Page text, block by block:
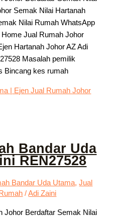
Semak Nilai Hartanah
Nilai Rumah WhatsApp
Jual Rumah Johor
Hartanah Johor AZ Adi
Masalah pemilik
Bincang kes rumah
| Ejen Jual Rumah Johor
Bandar Uda
REN27528
Bandar Uda Utama,Jual
/Adi Zaini
Johor Berdaftar Semak Nilai